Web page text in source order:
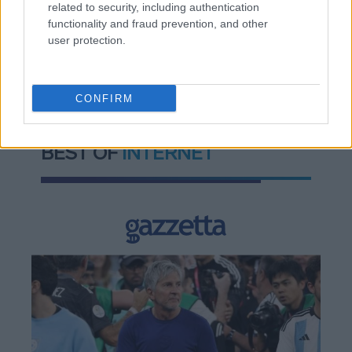
related to security, including authentication
functionality and fraud prevention, and other
user protection.
CONFIRM
TAGS: Ευρωπαϊκή Ένωση
BEST OFINTERNET